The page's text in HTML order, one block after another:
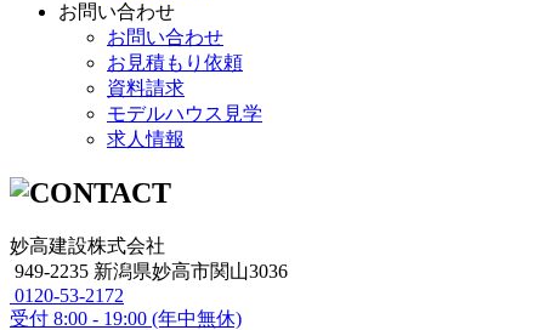
お問い合わせ
お問い合わせ
お見積もり依頼
資料請求
モデルハウス見学
求人情報
妙高建設株式会社
949-2235 新潟県妙高市関山3036
0120-53-2172
受付 8:00 - 19:00 (年中無休)